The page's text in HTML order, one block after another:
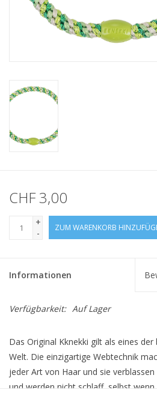
CHF 3,00
+
-
ZUM WARENKORB
Informationen
Verfügbarkeit: Auf Lager
Das Original Kknekki gilt als eines
Welt. Die einzigartige Webtechnik
jeder Art von Haar und sie
und werden nicht schlaff, selbst